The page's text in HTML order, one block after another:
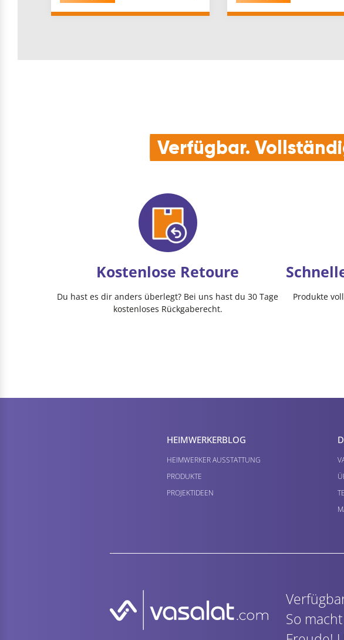
Verfügbar.
Kostenlose Retoure
Du hast es dir anders überlegt? Bei uns hast du 30 Tage
kostenloses Rückgaberecht.
Produkte
HEIMWERKER­BLOG
HEIMWERKER AUSSTATTUNG
PRODUKTE
PROJEKTIDEEN
So